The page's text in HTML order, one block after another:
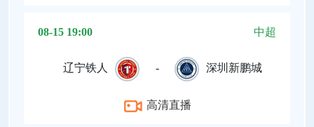
08-15 19:00 中超
辽宁铁人 - 深圳新鹏城
高清直播